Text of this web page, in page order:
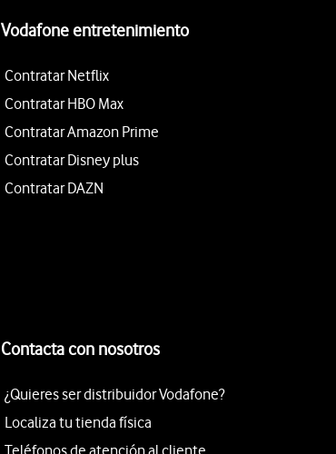
Vodafone entretenimiento
Contratar Netflix
Contratar HBO Max
Contratar Amazon Prime
Contratar Disney plus
Contratar DAZN
Contacta con nosotros
¿Quieres ser distribuidor Vodafone?
Localiza tu tienda física
Teléfonos de atención al cliente